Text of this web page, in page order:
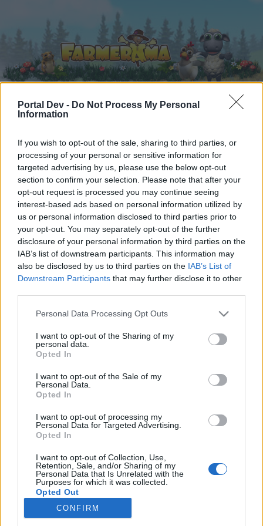
Portal Dev - Do Not Process My Personal
Information
If you wish to opt-out of the sale, sharing to third parties, or
processing of your personal or sensitive information for
targeted advertising by us, please use the below opt-out
section to confirm your selection. Please note that after your
opt-out request is processed you may continue seeing
interest-based ads based on personal information utilized by
us or personal information disclosed to third parties prior to
your opt-out. You may separately opt-out of the further
disclosure of your personal information by third parties on the
IAB’s list of downstream participants. This information may
also be disclosed by us to third parties on the IAB’s List of
Downstream Participants that may further disclose it to other
Personal Data Processing Opt Outs
I want to opt-out of the Sharing of my
personal data.
Opted In
I want to opt-out of the Sale of my
Personal Data.
Opted In
I want to opt-out of processing my
Personal Data for Targeted Advertising.
Opted In
I want to opt-out of Collection, Use,
Retention, Sale, and/or Sharing of my
Personal Data that Is Unrelated with the
Purposes for which it was collected.
Opted Out
CONFIRM
Foren ... Spiel-FAQs FAQDie Jackpot-Items + dazugehörige
Mitglieder, denen der Beitrag #9 gefällt
Liebe(r) Forum-Leser/in,
wenn Du in diesem Forum aktiv an den
Gesprächen teilnehmen oder eigene Themen
starten möchtest, musst Du Dich bitte zunächst
im Spiel einloggen. Falls Du noch keinen
Spielaccount besitzt, bitte registriere Dich neu.
Wir freuen uns auf Deinen nächsten Besuch in
Die Jackpot-Items + dazugehörige Wolkenreihen
Junior Experte
, weiblich
Beiträge: 93 Zustimmungen: 42 Punkte für Erfolge: 100
Forenkommissar
Beiträge: 645 Zustimmungen: 1.368 Punkte für Erfolge: 650
Forenaufseher
Beiträge: 1.257 Zustimmungen: 1.854 Punkte für Erfolge: 1.350
Finikous
Fortgeschrittener
Beiträge: 145 Zustimmungen:
Letzte Beiträge